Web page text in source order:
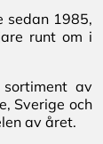
sedan 1985,
runt om i
av
Sverige och
av året.